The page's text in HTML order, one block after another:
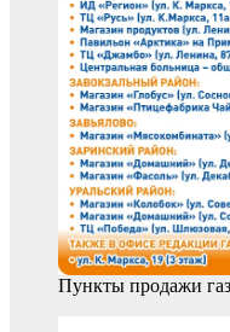
Пункты продажи